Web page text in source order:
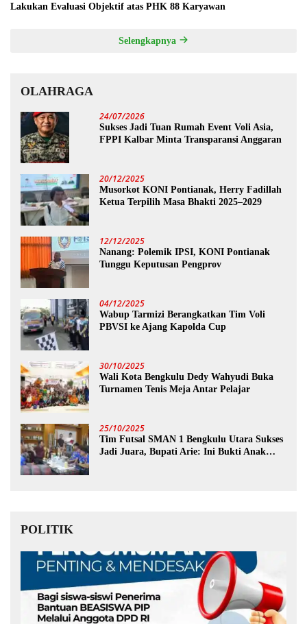
Lakukan Evaluasi Objektif atas PHK 88 Karyawan
Selengkapnya
OLAHRAGA
24/07/2026
Sukses Jadi Tuan Rumah Event Voli Asia,
FPPI Kalbar Minta Transparansi Anggaran
20/12/2025
Musorkot KONI Pontianak, Herry Fadillah
Ketua Terpilih Masa Bhakti 2025–2029
12/12/2025
Nanang: Polemik IPSI, KONI Pontianak
Tunggu Keputusan Pengprov
04/12/2025
Wabup Tarmizi Berangkatkan Tim Voli
PBVSI ke Ajang Kapolda Cup
30/10/2025
Wali Kota Bengkulu Dedy Wahyudi Buka
Turnamen Tenis Meja Antar Pelajar
25/10/2025
Tim Futsal SMAN 1 Bengkulu Utara Sukses
Jadi Juara, Bupati Arie: Ini Bukti Anak
POLITIK